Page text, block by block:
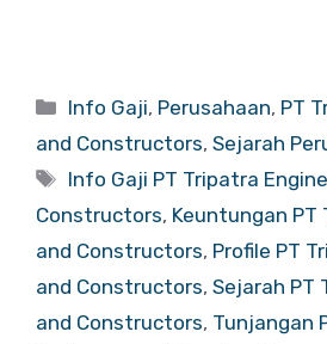
Categories
Info Gaji, Perusahaan, PT
and Constructors, Sejarah
Tags
Info Gaji PT Tripatra
Constructors, Keuntungan PT
and Constructors, Profile PT
and Constructors, Sejarah PT
and Constructors, Tunjangan